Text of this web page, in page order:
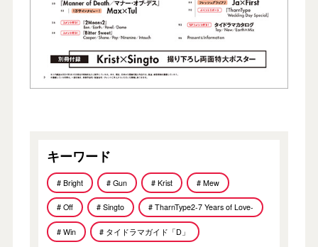
キーワード
# Bright # Gun # Krist # Mew
# Off # Singto # TharnType2-7 Years of Love-
# Win # タイドラマガイド「D」